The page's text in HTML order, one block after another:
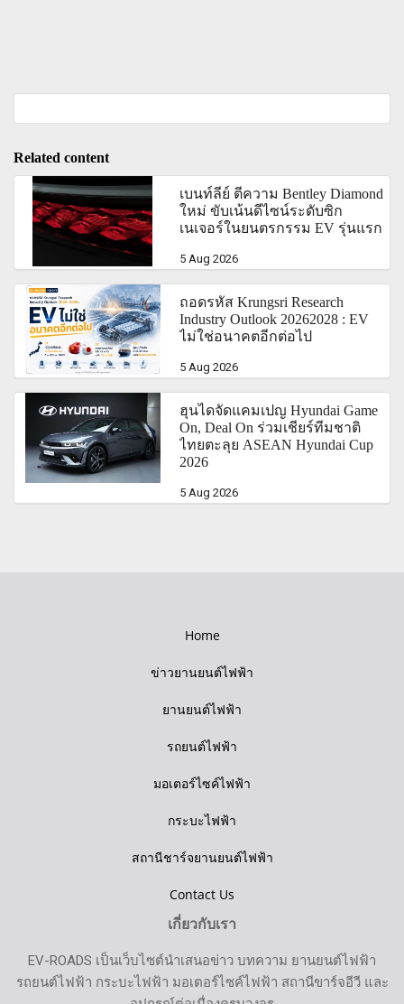
Related content
เบนท์ลีย์ ตีความ Bentley Diamond
ใหม่ ขับเน้นดีไซน์ระดับซิก
เนเจอร์ในยนตรกรรม EV รุ่นแรก
5 Aug 2026
ถอดรหัส Krungsri Research
Industry Outlook 20262028 : EV
ไม่ใช่อนาคตอีกต่อไป
5 Aug 2026
ฮุนไดจัดแคมเปญ Hyundai Game
On, Deal On ร่วมเชียร์ทีมชาติ
ไทยตะลุย ASEAN Hyundai Cup
2026
5 Aug 2026
Home
ข่าวยานยนต์ไฟฟ้า
ยานยนต์ไฟฟ้า
รถยนต์ไฟฟ้า
มอเตอร์ไซค์ไฟฟ้า
กระบะไฟฟ้า
สถานีชาร์จยานยนต์ไฟฟ้า
Contact Us
เกี่ยวกับเรา
EV-ROADS เป็นเว็บไซต์นำเสนอข่าว บทความ ยานยนต์ไฟฟ้า
รถยนต์ไฟฟ้า กระบะไฟฟ้า มอเตอร์ไซค์ไฟฟ้า สถานีขาร์จอีวี และ